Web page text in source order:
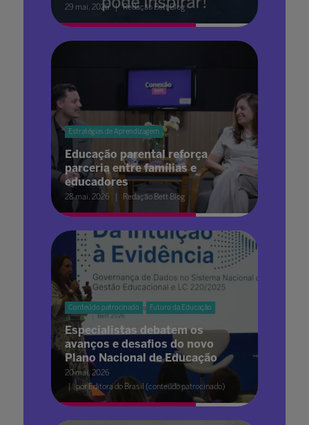
29 mai. 2026 Redação Bett Blog
Estratégias de Aprendizagem
Educação parental reforça
parceria entre famílias e
educadores
28 mai. 2026 Redação Bett Blog
Conteúdo patrocinado Futuro da Educação
Especialistas debatem os
avanços e desafios do novo
Plano Nacional de Educação
20 mai. 2026
por Editora do Brasil (conteúdo patrocinado)